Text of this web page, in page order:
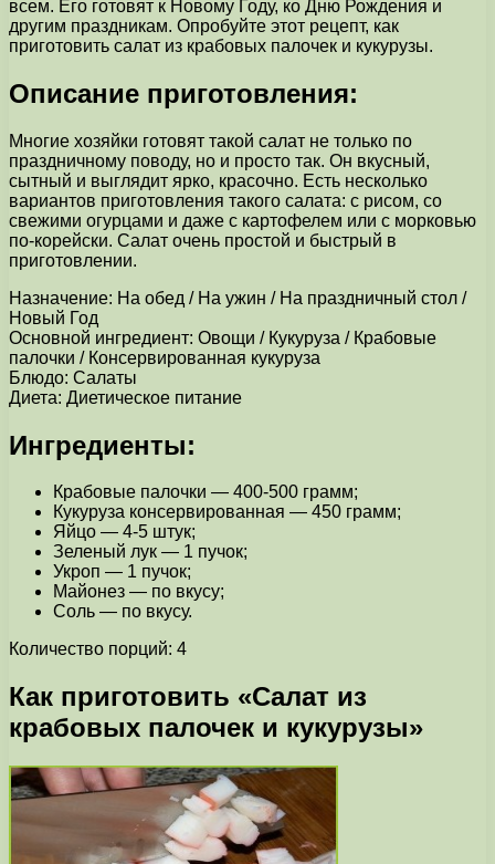
всем. Его готовят к Новому Году, ко Дню Рождения и
другим праздникам. Опробуйте этот рецепт, как
приготовить салат из крабовых палочек и кукурузы.
Описание приготовления:
Многие хозяйки готовят такой салат не только по
праздничному поводу, но и просто так. Он вкусный,
сытный и выглядит ярко, красочно. Есть несколько
вариантов приготовления такого салата: с рисом, со
свежими огурцами и даже с картофелем или с морковью
по-корейски. Салат очень простой и быстрый в
приготовлении.
Назначение: На обед / На ужин / На праздничный стол /
Новый Год
Основной ингредиент: Овощи / Кукуруза / Крабовые
палочки / Консервированная кукуруза
Блюдо: Салаты
Диета: Диетическое питание
Ингредиенты:
Крабовые палочки — 400-500 грамм;
Кукуруза консервированная — 450 грамм;
Яйцо — 4-5 штук;
Зеленый лук — 1 пучок;
Укроп — 1 пучок;
Майонез — по вкусу;
Соль — по вкусу.
Количество порций: 4
Как приготовить «Салат из
крабовых палочек и кукурузы»